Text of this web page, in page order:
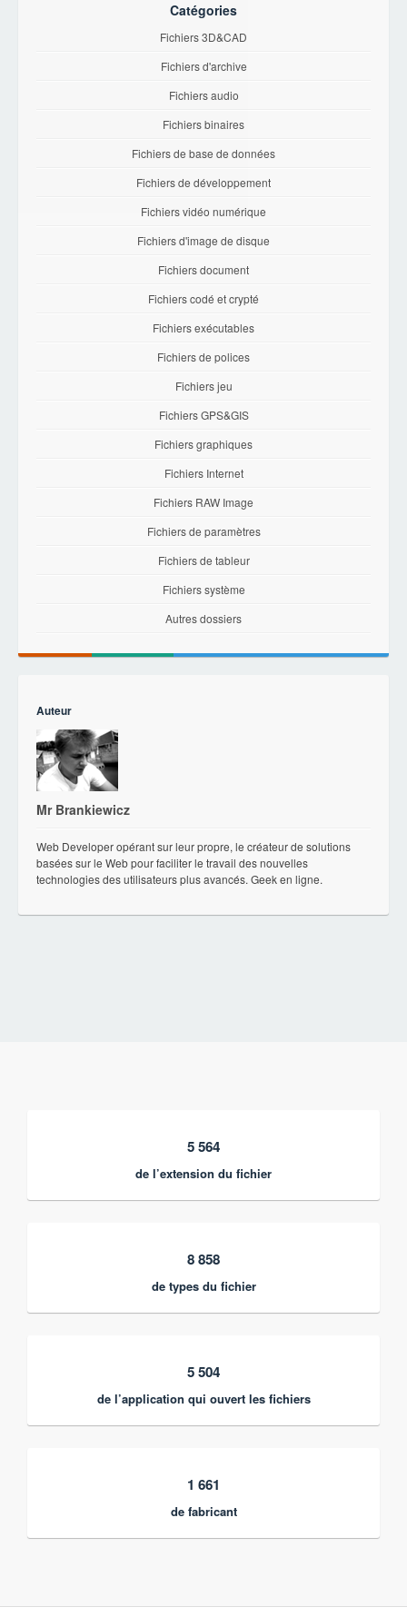
Catégories
Fichiers 3D&CAD
Fichiers d'archive
Fichiers audio
Fichiers binaires
Fichiers de base de données
Fichiers de développement
Fichiers vidéo numérique
Fichiers d'image de disque
Fichiers document
Fichiers codé et crypté
Fichiers exécutables
Fichiers de polices
Fichiers jeu
Fichiers GPS&GIS
Fichiers graphiques
Fichiers Internet
Fichiers RAW Image
Fichiers de paramètres
Fichiers de tableur
Fichiers système
Autres dossiers
Auteur
Mr Brankiewicz
Web Developer opérant sur leur propre, le créateur de solutions
basées sur le Web pour faciliter le travail des nouvelles
technologies des utilisateurs plus avancés. Geek en ligne.
5 564
de l’extension du fichier
8 858
de types du fichier
5 504
de l’application qui ouvert les fichiers
1 661
de fabricant